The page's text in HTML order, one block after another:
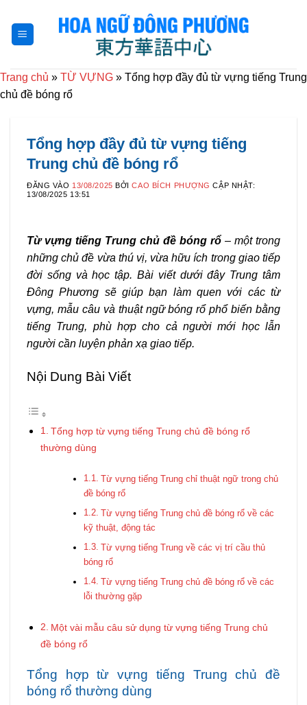
qua
nội
Trang chủ » TỪ VỰNG » Tổng hợp đầy đủ từ vựng tiếng Trung
chủ đề bóng rổ
Tổng hợp đầy đủ từ vựng tiếng
Trung chủ đề bóng rổ
ĐĂNG VÀO 13/08/2025 BỞICAO BÍCH PHƯỢNG CẬP NHẬT:
13/08/2025 13:51
Từ vựng tiếng Trung chủ đề bóng rổ – một trong
những chủ đề vừa thú vị, vừa hữu ích trong giao tiếp
đời sống và học tập. Bài viết dưới đây Trung tâm
Đông Phương sẽ giúp bạn làm quen với các từ
vựng, mẫu câu và thuật ngữ bóng rổ phổ biến bằng
tiếng Trung, phù hợp cho cả người mới học lẫn
người cần luyện phản xạ giao tiếp.
Nội Dung Bài Viết
Tổng hợp từ vựng tiếng Trung chủ đề bóng rổ
thường dùng
Từ vựng tiếng Trung chỉ thuật ngữ trong chủ
đề bóng rổ
Từ vựng tiếng Trung chủ đề bóng rổ về các
kỹ thuật, động tác
Từ vựng tiếng Trung về các vị trí cầu thủ
bóng rổ
Từ vựng tiếng Trung chủ đề bóng rổ về các
lỗi thường gặp
Một vài mẫu câu sử dụng từ vựng tiếng Trung chủ
đề bóng rổ
Tổng hợp từ vựng tiếng Trung chủ đề
bóng rổ thường dùng